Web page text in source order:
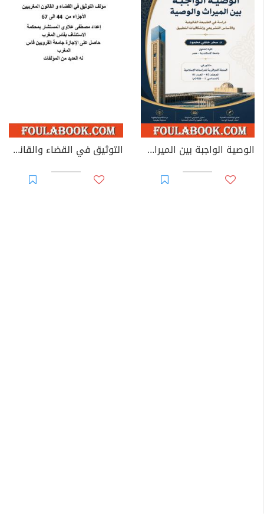
الوصية الواجبة بين الميراث والوصية: دراسة في الطبيعة القانونية والأساس التشريعي وإشكاليات التطبيق التوثيق في القضاء والقانون المغربيين - الأجزاء من 44 إلى 67